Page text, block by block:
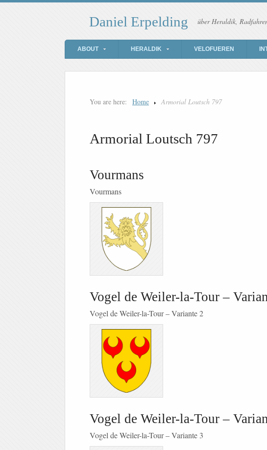
Daniel Erpelding über Heraldik,
ABOUT HERALDIK VELOFUEREN
You are here: Home Armorial Loutsch 797
Armorial Loutsch 797
Vourmans
Vourmans
Vogel de Weiler-la-Tour –
Vogel de Weiler-la-Tour – Variante 2
Vogel de Weiler-la-Tour –
Vogel de Weiler-la-Tour – Variante 3